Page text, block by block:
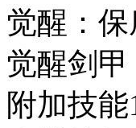
觉醒：
觉醒剑
附加技能